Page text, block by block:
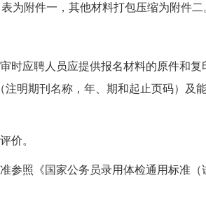
为附件一，其他材料打包压缩为附件二
时应聘人员应提供报名材料的原件和
明期刊名称，年、期和起止页码）及
价。
参照《国家公务员录用体检通用标准